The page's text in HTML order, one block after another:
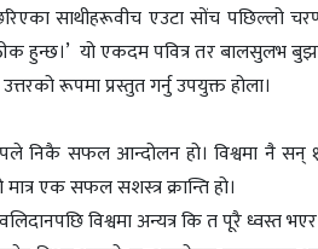
साथीहरूवीच एउटा सोंच पछिल्लो
यो एकदम पवित्र तर बालसुलभ
रूपमा प्रस्तुत गर्नु उपयुक्त होला।
निकै सफल आन्दोलन हो। विश्वमा नै सन्
एक सफल सशस्त्र क्रान्ति हो।
विश्वमा अन्यत्र कि त पूरै ध्वस्त